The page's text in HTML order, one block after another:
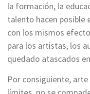
la formación, la
talento hacen posible
con los mismos
para los artistas, los
quedado atascados
Por consiguiente,